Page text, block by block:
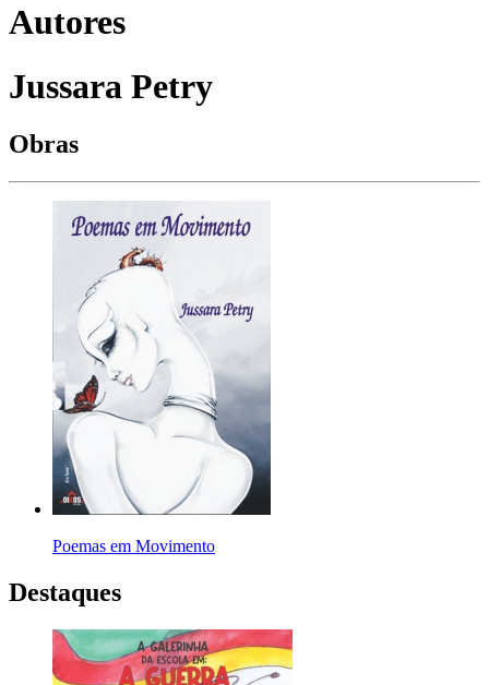
Autores
Jussara Petry
Obras
Poemas em Movimento
Destaques